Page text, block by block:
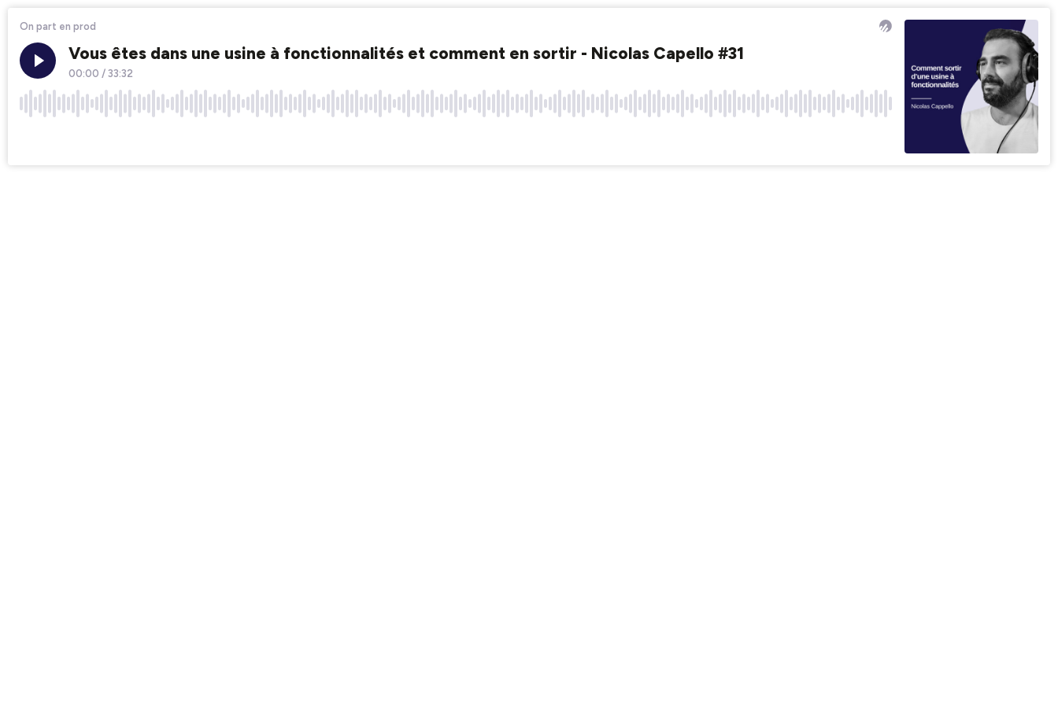
On part en prod
Vous êtes dans une usine à fonctionnalités et comment en sortir - Nicolas Capello #31
00:00 /33:32